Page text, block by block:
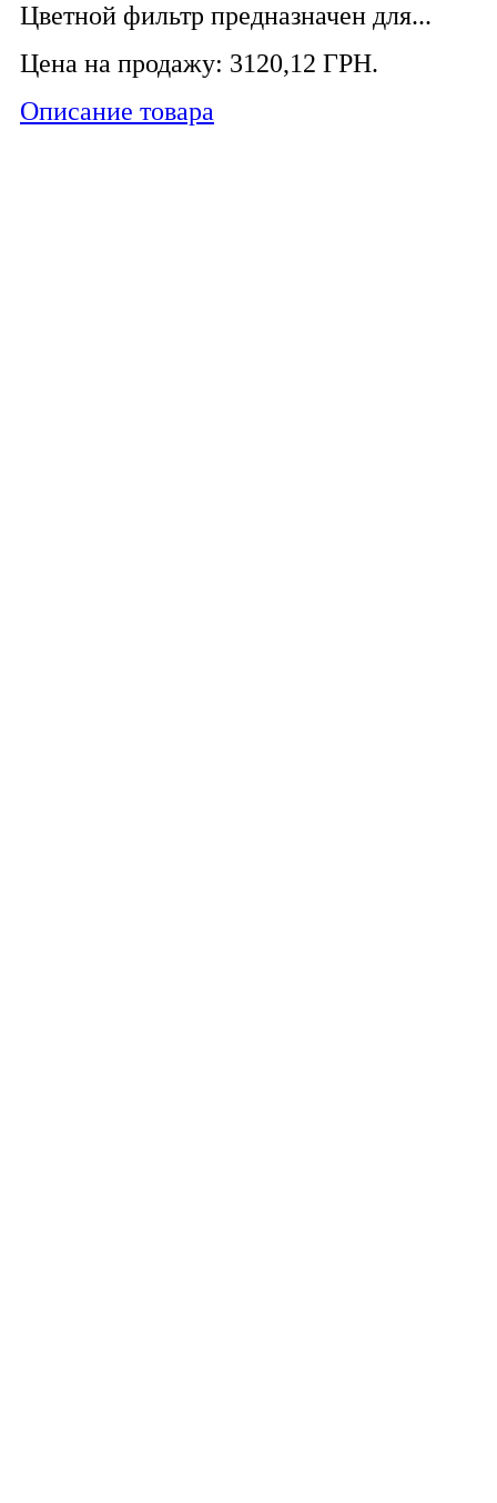
Цветной фильтр предназначен для...
Цена на продажу: 3120,12 ГРН.
Описание товара